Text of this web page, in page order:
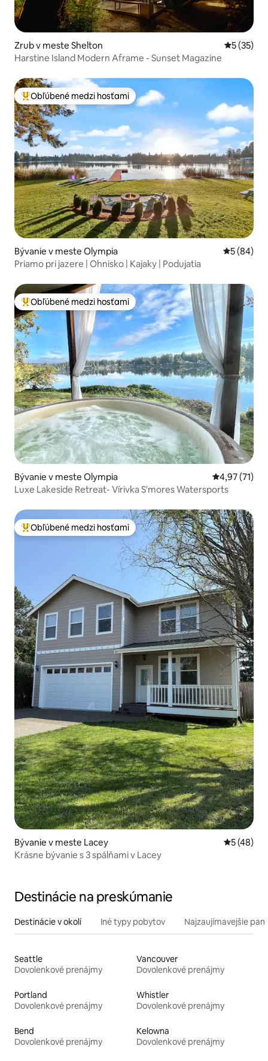
Zrub v meste Shelton
5 (35)
Harstine Island Modern Aframe - Sunset Magazine
Najobľúbenejšie medzi hosťami
Obľúbené medzi hosťami
Bývanie v meste Olympia
5 (84)
Priamo pri jazere | Ohnisko | Kajaky | Podujatia
Najobľúbenejšie medzi hosťami
Obľúbené medzi hosťami
Bývanie v meste Olympia Priemerné
4,97 (71)
Luxe Lakeside Retreat- Vírivka S'mores Watersports
Najobľúbenejšie medzi hosťami
Obľúbené medzi hosťami
Bývanie v meste Lacey
5 (48)
Krásne bývanie s 3 spálňami v Lacey
Destinácie na preskúmanie
Destinácie v okolí Iné typy pobytov Najzaujímavejšie
Seattle
Dovolenkové prenájmy
Vancouver
Dovolenkové prenájmy
Portland
Dovolenkové prenájmy
Whistler
Dovolenkové prenájmy
Bend
Dovolenkové prenájmy
Kelowna
Dovolenkové prenájmy